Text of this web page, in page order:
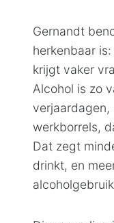
Gernandt
herkenbaar
krijgt vaker
Alcohol is zo
verjaardagen,
werkborrels,
Dat zegt
drinkt, en